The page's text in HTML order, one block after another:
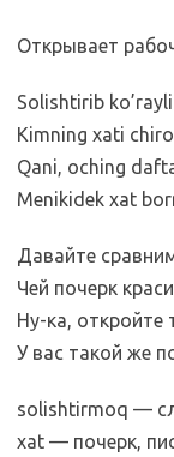
Открывает
Solishtirib
Kimning xati
Qani, oching
Menikidek xat
Давайте
Чей почерк
Ну-ка, откройте
У вас такой же
solishtirmoq —
xat — почерк,